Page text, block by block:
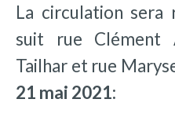
La circulation sera
suit rue Clément
Tailhar et rue
21 mai 2021: